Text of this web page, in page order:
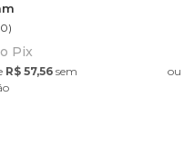
Pix
R$ 57,56 sem
ou